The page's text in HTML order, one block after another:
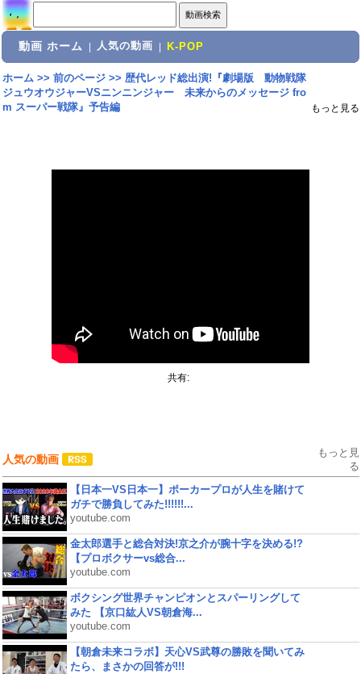
動画 ホーム 人気の動画 K-POP
ホーム>> 前のページ>> 歴代レッド総出演!『劇場版 動物戦隊
ジュウオウジャーVSニンニンジャー 未来からのメッセージ fro
m スーパー戦隊』予告編
もっと見る
共有:
人気の動画
もっと見
る
【日本一VS日本一】ポーカープロが人生を賭けて
ガチで勝負してみた!!!!!!...
youtube.com
金太郎選手と総合対決!京之介が腕十字を決める!?
【プロボクサーvs総合...
youtube.com
ボクシング世界チャンピオンとスパーリングして
みた 【京口紘人VS朝倉海...
youtube.com
【朝倉未来コラボ】天心VS武尊の勝敗を聞いてみ
たら、まさかの回答が!!!